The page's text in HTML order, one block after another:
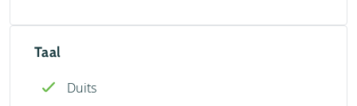
Taal
Duits